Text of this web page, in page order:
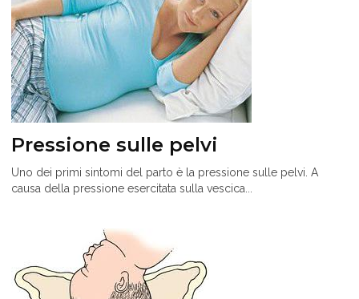
Pressione sulle pelvi
Uno dei primi sintomi del parto è la pressione sulle pelvi. A
causa della pressione esercitata sulla vescica...